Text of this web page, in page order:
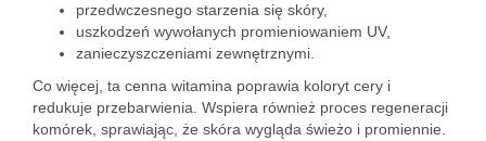
przedwczesnego starzenia się skóry,
uszkodzeń wywołanych promieniowaniem UV,
zanieczyszczeniami zewnętrznymi.
Co więcej, ta cenna witamina poprawia koloryt cery i
redukuje przebarwienia. Wspiera również proces regeneracji
komórek, sprawiając, że skóra wygląda świeżo i promiennie.